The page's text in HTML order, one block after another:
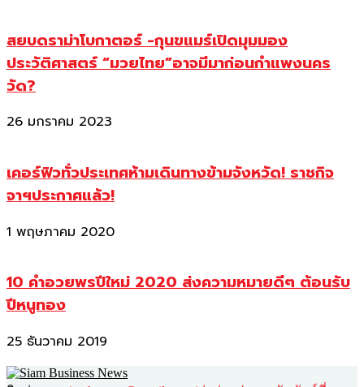
สยบดราม่าโบกาตอร์ -กุนขแมร์เปิดมุมมอง
ประวัติศาสตร์ “มวยไทย”อาจมีมาก่อนกำแพงนคร
วัด?
26 มกราคม 2023
เคอร์ฟิวทั่วประเทศห้ามเดินทางข้ามจังหวัด! ราชกิจ
จาฯประกาศแล้ว!
1 พฤษภาคม 2020
10 คำอวยพรปีใหม่ 2020 ส่งความหมายดีๆ ต้อนรับ
ปีหนูทอง
25 ธันวาคม 2019